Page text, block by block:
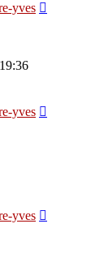
yves
yves
yves